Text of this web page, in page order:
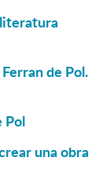
de Pol.
Pol
una obra